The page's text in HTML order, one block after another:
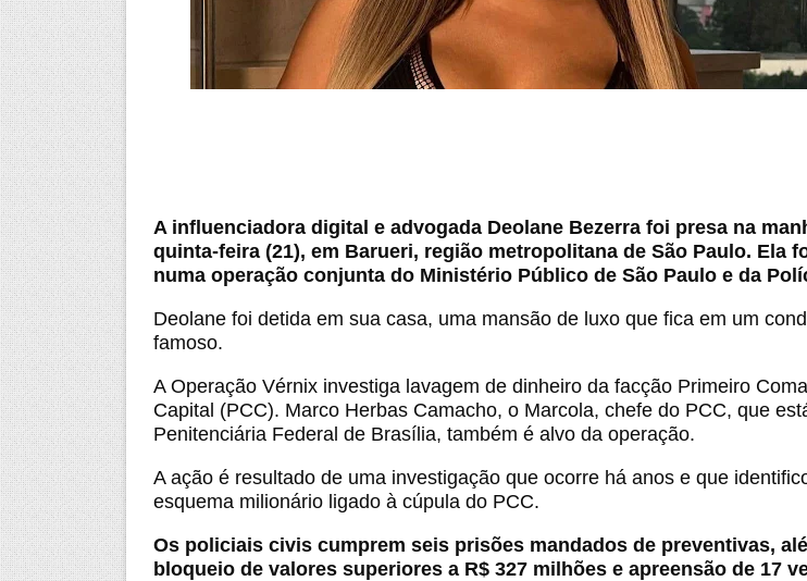
A influenciadora digital e advogada Deolane Bezerra foi presa na
quinta-feira (21), em Barueri, região metropolitana de São Paulo. Ela
numa operação conjunta do Ministério Público de São Paulo e da
Deolane foi detida em sua casa, uma mansão de luxo que fica em um
famoso.
A Operação Vérnix investiga lavagem de dinheiro da facção Primeiro
Capital (PCC). Marco Herbas Camacho, o Marcola, chefe do PCC, que
Penitenciária Federal de Brasília, também é alvo da operação.
A ação é resultado de uma investigação que ocorre há anos e que
esquema milionário ligado à cúpula do PCC.
Os policiais civis cumprem seis prisões mandados de preventivas,
bloqueio de valores superiores a R$ 327 milhões e apreensão de 17